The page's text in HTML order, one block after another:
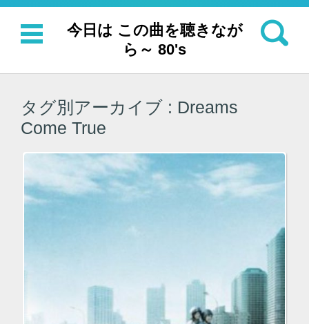
今日は この曲を聴きなが
ら～ 80's
検索:
コンテンツに移動
タグ別アーカイブ : Dreams
Come True